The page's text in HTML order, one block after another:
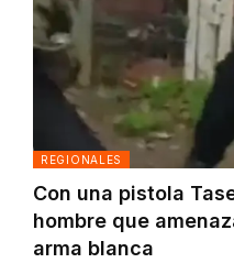
REGIONALES
Con una pistola
hombre que
arma blanca